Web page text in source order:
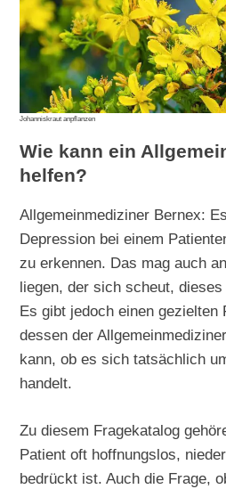
Johanniskraut anpflanzen
Wie kann ein
helfen?
Allgemeinmediziner Bernex:
Depression bei einem
zu erkennen. Das mag auch
liegen, der sich scheut,
Es gibt jedoch einen gezielten
dessen der
kann, ob es sich tatsächlich
handelt.
Zu diesem Fragekatalog
Patient oft hoffnungslos,
bedrückt ist. Auch die Frage,